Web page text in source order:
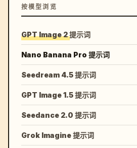
按模型浏览
GPT Image 2 提示词
Nano Banana Pro 提示词
Seedream 4.5 提示词
GPT Image 1.5 提示词
Seedance 2.0 提示词
Grok Imagine 提示词